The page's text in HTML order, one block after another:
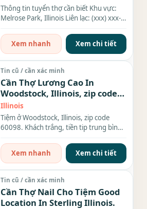
Thông tin tuyển thợ cần biết Khu vực:
Melrose Park, Illinois Liên lạc: (xxx) xxx-
Xem nhanh
Xem chi tiết
Tin cũ / cần xác minh
Cần Thợ Lương Cao In
Woodstock, Illinois, zip code
60098
Illinois
Tiệm ở Woodstock, Illinois, zip code
60098. Khách trắng, tiền tip trung bình
Xem nhanh
Xem chi tiết
Tin cũ / cần xác minh
Cần Thợ Nail Cho Tiệm Good
Location In Sterling Illinois.